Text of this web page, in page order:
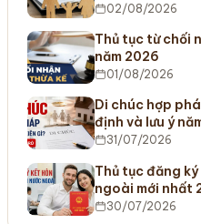
02/08/2026
Thủ tục từ chối
năm 2026
01/08/2026
Di chúc hợp
định và lưu ý
31/07/2026
Thủ tục đăng
ngoài mới nhất
30/07/2026